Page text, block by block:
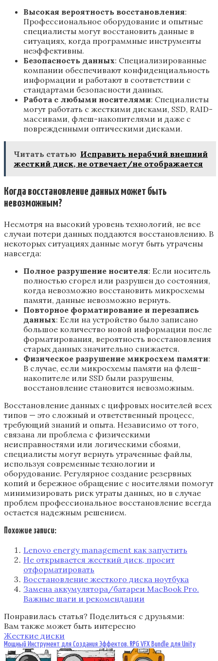
Высокая вероятность восстановления:
Профессиональное оборудование и опытные
специалисты могут восстановить данные в
ситуациях, когда программные инструменты
неэффективны.
Безопасность данных: Специализированные
компании обеспечивают конфиденциальность
информации и работают в соответствии с
стандартами безопасности данных.
Работа с любыми носителями: Специалисты
могут работать с жесткими дисками, SSD, RAID-
массивами, флеш-накопителями и даже с
поврежденными оптическими дисками.
Читать статью Исправить нерабчий внешний
жесткий диск, не отвечает/не отображается
Когда восстановление данных может быть
невозможным?
Несмотря на высокий уровень технологий, не все
случаи потери данных поддаются восстановлению. В
некоторых ситуациях данные могут быть утрачены
навсегда:
Полное разрушение носителя: Если носитель
полностью сгорел или разрушен до состояния,
когда невозможно восстановить микросхемы
памяти, данные невозможно вернуть.
Повторное форматирование и перезапись
данных: Если на устройство было записано
большое количество новой информации после
форматирования, вероятность восстановления
старых данных значительно снижается.
Физическое разрушение микросхем памяти:
В случае, если микросхемы памяти на флеш-
накопителе или SSD были разрушены,
восстановление становится невозможным.
Восстановление данных с цифровых носителей всех
типов — это сложный и ответственный процесс,
требующий знаний и опыта. Независимо от того,
связана ли проблема с физическими
неисправностями или логическими сбоями,
специалисты могут вернуть утраченные файлы,
используя современные технологии и
оборудование. Регулярное создание резервных
копий и бережное обращение с носителями помогут
минимизировать риск утраты данных, но в случае
проблем профессиональное восстановление всегда
остается надежным решением.
Похожие записи:
Lenovo energy management как запустить
Не открывается жесткий диск, просит
отформатировать
Восстановление жесткого диска ноутбука
Замена аккумулятора/батареи MacBook Pro.
Важные шаги и рекомендации
Понравилась статья? Поделиться с друзьями:
Вам также может быть интересно
Жесткие диски
Мощный Инструмент для Создания Эффектов. RPG VFX Bundle для Unity